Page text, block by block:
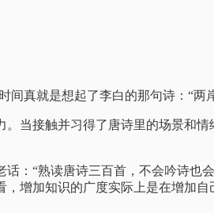
真就是想起了李白的那句诗：“两
当接触并习得了唐诗里的场景和
：“熟读唐诗三百首，不会吟诗也
增加知识的广度实际上是在增加